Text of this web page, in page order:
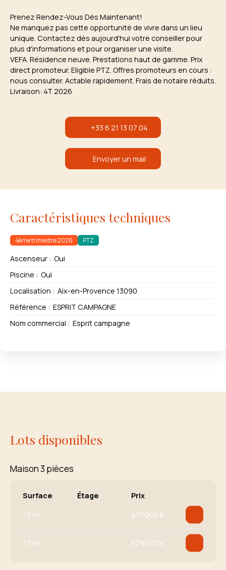
Prenez Rendez-Vous Dès Maintenant!
Ne manquez pas cette opportunité de vivre dans un lieu
unique. Contactez dès aujourd'hui votre conseiller pour
plus d'informations et pour organiser une visite.
VEFA. Résidence neuve. Prestations haut de gamme. Prix
direct promoteur. Eligible PTZ. Offres promoteurs en cours :
nous consulter. Actable rapidement. Frais de notaire réduits.
Livraison: 4T 2026
+33 6 21 13 07 04
Envoyer un mail
Caractéristiques techniques
4ème trimestre 2026 PTZ
Ascenseur : Oui
Piscine : Oui
Localisation : Aix-en-Provence 13090
Référence : ESPRIT CAMPAGNE
Nom commercial : Esprit campagne
Lots disponibles
Maison 3 pièces
Surface Étage
Prix
73 m²
- 475 000€
77 m² - 529 000€